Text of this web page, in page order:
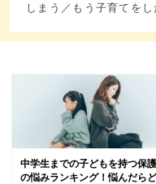
しまう／もう子育てを
中学生までの子どもを持つ保
の悩みランキング！悩んだら